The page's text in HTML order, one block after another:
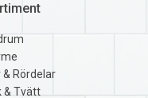
& Rördelar
& Tvätt